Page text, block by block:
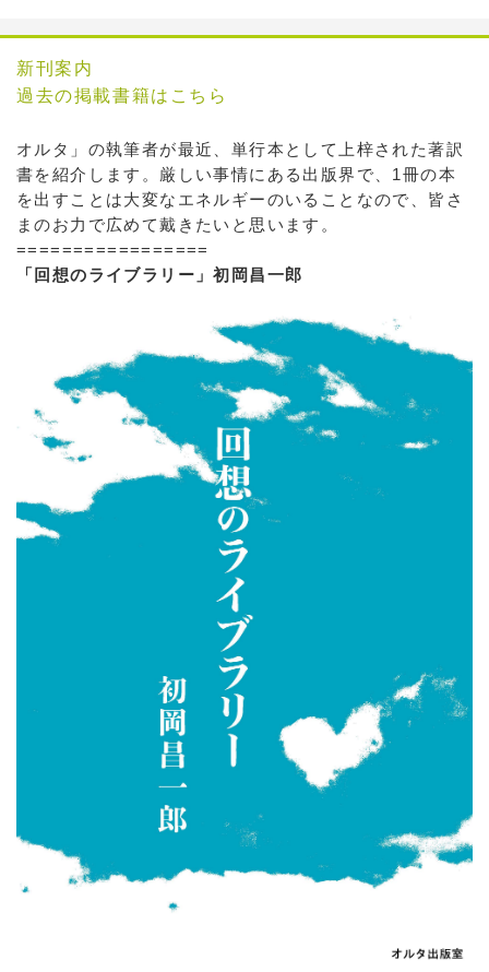
新刊案内
過去の掲載書籍はこちら
オルタ」の執筆者が最近、単行本として上梓された著訳
書を紹介します。厳しい事情にある出版界で、1冊の本
を出すことは大変なエネルギーのいることなので、皆さ
まのお力で広めて戴きたいと思います。
=================
「回想のライブラリー」初岡昌一郎